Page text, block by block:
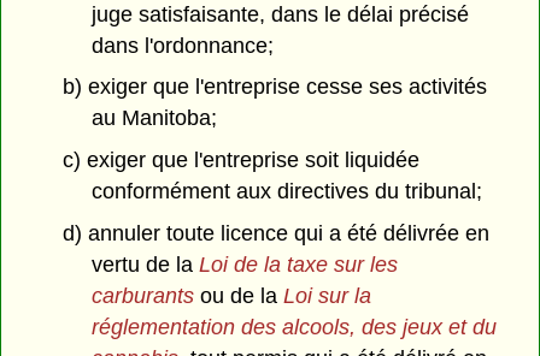
juge satisfaisante, dans le délai précisé
dans l'ordonnance;
b) exiger que l'entreprise cesse ses activités
au Manitoba;
c) exiger que l'entreprise soit liquidée
conformément aux directives du tribunal;
d) annuler toute licence qui a été délivrée en
vertu de laLoi de la taxe sur les
carburants ou de laLoi sur la
réglementation des alcools, des jeux et du